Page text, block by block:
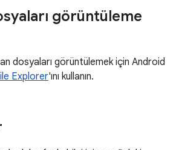
görüntüleme
dosyaları görüntülemek için Android
Explorer'ını kullanın.